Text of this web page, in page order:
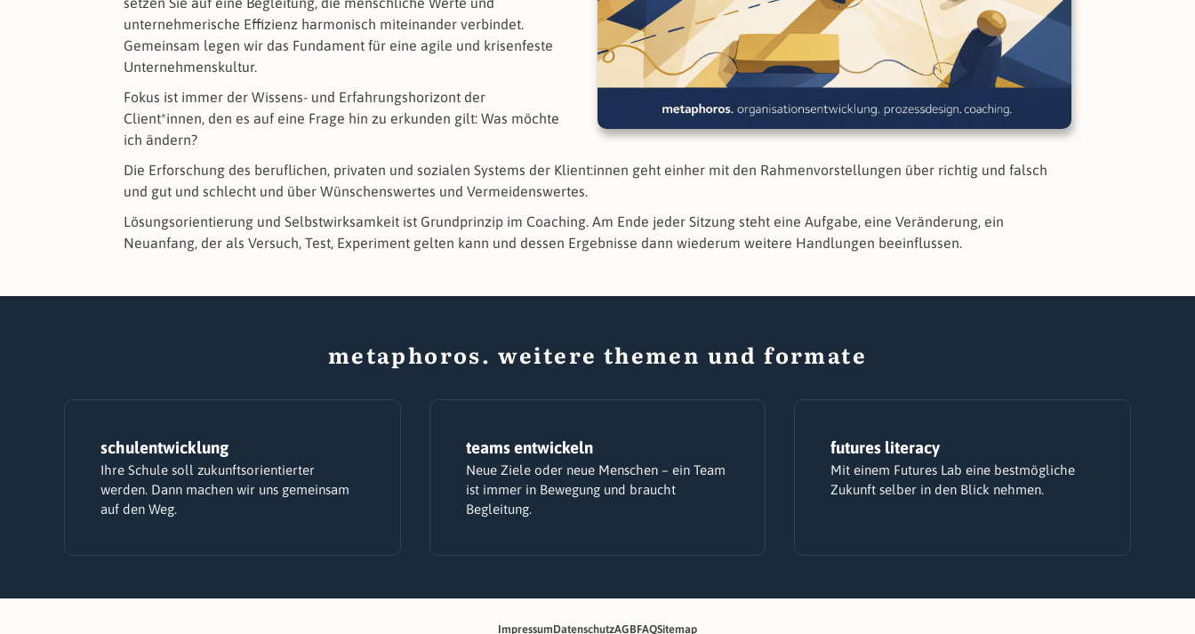
unternehmerische Effizienz harmonisch miteinander verbindet.
Gemeinsam legen wir das Fundament für eine agile und krisenfeste
Unternehmenskultur.
Fokus ist immer der Wissens- und Erfahrungshorizont der
Client*innen, den es auf eine Frage hin zu erkunden gilt: Was möchte
ich ändern?
Die Erforschung des beruflichen, privaten und sozialen Systems der Klient:innen geht einher mit den Rahmenvorstellungen über richtig und falsch
und gut und schlecht und über Wünschenswertes und Vermeidenswertes.
Lösungsorientierung und Selbstwirksamkeit ist Grundprinzip im Coaching. Am Ende jeder Sitzung steht eine Aufgabe, eine Veränderung, ein
Neuanfang, der als Versuch, Test, Experiment gelten kann und dessen Ergebnisse dann wiederum weitere Handlungen beeinflussen.
metaphoros. weitere themen und formate
schulentwicklung
Ihre Schule soll zukunftsorientierter
werden. Dann machen wir uns gemeinsam
auf den Weg.
teams entwickeln
Neue Ziele oder neue Menschen – ein Team
ist immer in Bewegung und braucht
Begleitung.
futures literacy
Mit einem Futures Lab eine bestmögliche
Zukunft selber in den Blick nehmen.
ImpressumDatenschutzAGBFAQSitemap